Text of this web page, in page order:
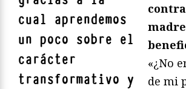
cual aprendemos
un poco sobre el
carácter
transformativo y
«¿No
de mi